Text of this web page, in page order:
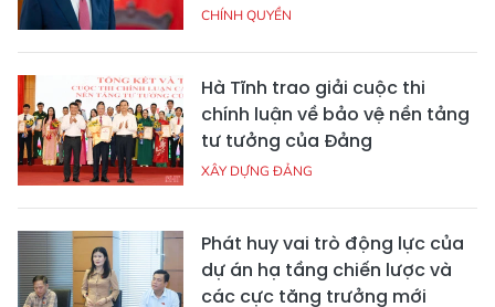
CHÍNH QUYỀN
Hà Tĩnh trao giải cuộc thi
chính luận về bảo vệ nền tảng
tư tưởng của Đảng
XÂY DỰNG ĐẢNG
Phát huy vai trò động lực của
dự án hạ tầng chiến lược và
các cực tăng trưởng mới